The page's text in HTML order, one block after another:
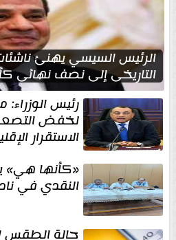
الرئيس السيسي يهنئ ناشئات
التاريخي إلى نصف نهائي
رئيس
لخفض
الاستقرار
«كأنها هي»
النقدي في
حالة الطقس